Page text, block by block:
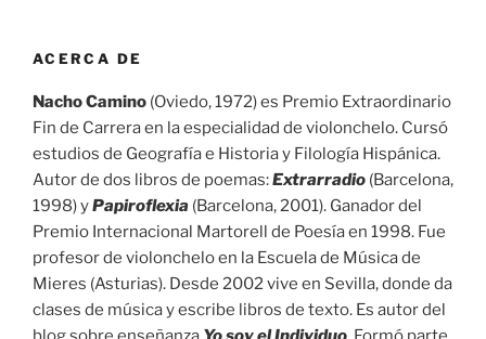
ACERCA DE
Nacho Camino (Oviedo, 1972) es Premio Extraordinario
Fin de Carrera en la especialidad de violonchelo. Cursó
estudios de Geografía e Historia y Filología Hispánica.
Autor de dos libros de poemas:Extrarradio (Barcelona,
1998) yPapiroflexia (Barcelona, 2001). Ganador del
Premio Internacional Martorell de Poesía en 1998. Fue
profesor de violonchelo en la Escuela de Música de
Mieres (Asturias). Desde 2002 vive en Sevilla, donde da
clases de música y escribe libros de texto. Es autor del